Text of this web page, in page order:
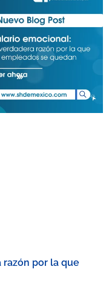
razón por la que